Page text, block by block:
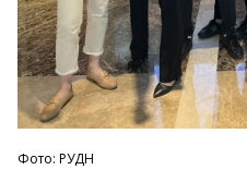
Фото: РУДН